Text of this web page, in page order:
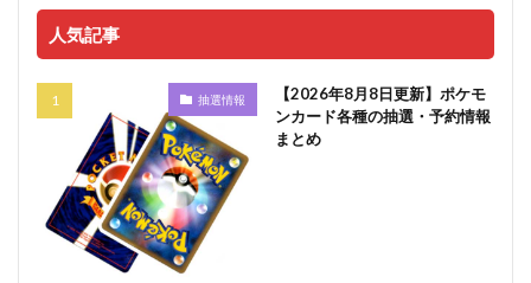
人気記事
抽選情報
【2026年8月8日更新】ポケモ
ンカード各種の抽選・予約情報
まとめ